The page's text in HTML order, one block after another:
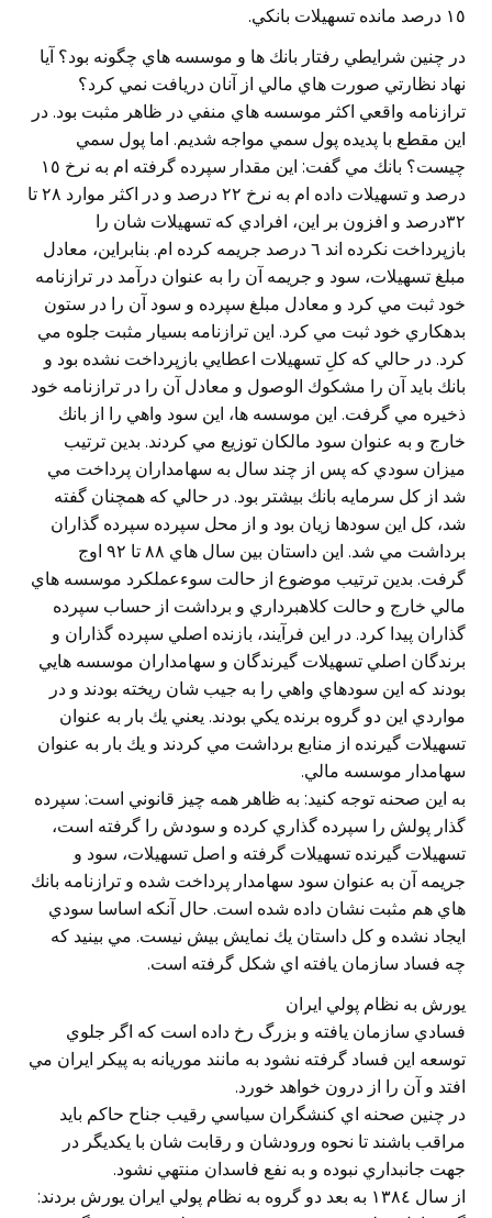
١٥ درصد مانده تسهيلات بانكي.
در چنين شرايطي رفتار بانك ها و موسسه هاي چگونه بود؟ آيا
نهاد نظارتي صورت هاي مالي از آنان دريافت نمي كرد؟
ترازنامه واقعي اكثر موسسه هاي منفي در ظاهر مثبت بود. در
اين مقطع با پديده پول سمي مواجه شديم. اما پول سمي
چيست؟ بانك مي گفت: اين مقدار سپرده گرفته ام به نرخ ١٥
درصد و تسهيلات داده ام به نرخ ٢٢ درصد و در اكثر موارد ٢٨ تا
٣٢درصد و افزون بر اين، افرادي كه تسهيلات شان را
بازپرداخت نكرده اند ٦ درصد جريمه كرده ام. بنابراين، معادل
مبلغ تسهيلات، سود و جريمه آن را به عنوان درآمد در ترازنامه
خود ثبت مي كرد و معادل مبلغ سپرده و سود آن را در ستون
بدهكاري خود ثبت مي كرد. اين ترازنامه بسيار مثبت جلوه مي
كرد. در حالي كه كلِ تسهيلات اعطايي بازپرداخت نشده بود و
بانك بايد آن را مشكوك الوصول و معادل آن را در ترازنامه خود
ذخيره مي گرفت. اين موسسه ها، اين سود واهي را از بانك
خارج و به عنوان سود مالكان توزيع مي كردند. بدين ترتيب
ميزان سودي كه پس از چند سال به سهامداران پرداخت مي
شد از كل سرمايه بانك بيشتر بود. در حالي كه همچنان گفته
شد، كل اين سودها زيان بود و از محل سپرده سپرده گذاران
برداشت مي شد. اين داستان بين سال هاي ٨٨ تا ٩٢ اوج
گرفت. بدين ترتيب موضوع از حالت سوءعملكرد موسسه هاي
مالي خارج و حالت كلاهبرداري و برداشت از حساب سپرده
گذاران پيدا كرد. در اين فرآيند، بازنده اصلي سپرده گذاران و
برندگان اصلي تسهيلات گيرندگان و سهامداران موسسه هايي
بودند كه اين سودهاي واهي را به جيب شان ريخته بودند و در
مواردي اين دو گروه برنده يكي بودند. يعني يك بار به عنوان
تسهيلات گيرنده از منابع برداشت مي كردند و يك بار به عنوان
سهامدار موسسه مالي.
به اين صحنه توجه كنيد: به ظاهر همه چيز قانوني است: سپرده
گذار پولش را سپرده گذاري كرده و سودش را گرفته است،
تسهيلات گيرنده تسهيلات گرفته و اصل تسهيلات، سود و
جريمه آن به عنوان سود سهامدار پرداخت شده و ترازنامه بانك
هاي هم مثبت نشان داده شده است. حال آنكه اساسا سودي
ايجاد نشده و كل داستان يك نمايش بيش نيست. مي بينيد كه
چه فساد سازمان يافته اي شكل گرفته است.
يورش به نظام پولي ايران
فسادي سازمان يافته و بزرگ رخ داده است كه اگر جلوي
توسعه اين فساد گرفته نشود به مانند موريانه به پيكر ايران مي
افتد و آن را از درون خواهد خورد.
در چنين صحنه اي كنشگران سياسي رقيب جناح حاكم بايد
مراقب باشند تا نحوه ورودشان و رقابت شان با يكديگر در
جهت جانبداري نبوده و به نفع فاسدان منتهي نشود.
از سال ١٣٨٤ به بعد دو گروه به نظام پولي ايران يورش بردند: